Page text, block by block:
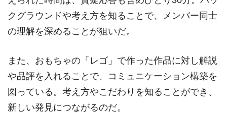
クグラウンドや考え方を知ることで、メンバー同士
の理解を深めることが狙いだ。
また、おもちゃの「レゴ」で作った作品に対し解説
や品評を入れることで、コミュニケーション構築を
図っている。考え方やこだわりを知ることができ、
新しい発見につながるのだ。